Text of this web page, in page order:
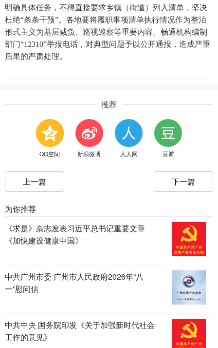
明确具体任务，不得直接要求乡镇（街道）列入清单，坚决
杜绝“条条干预”。各地要将履职事项清单执行情况作为整治
形式主义为基层减负、巡视巡察等重要内容。畅通机构编制
部门“12310”举报电话，对典型问题予以公开通报，造成严重
后果的严肃处理。
推荐
QQ空间 新浪微博 人人网 豆瓣
上一篇 下一篇
为你推荐
《求是》杂志发表习近平总书记重要文章
《加快建设健康中国》
中共广州市委 广州市人民政府2026年“八
一”慰问信
中共中央 国务院印发《关于加强新时代社会
工作的意见》